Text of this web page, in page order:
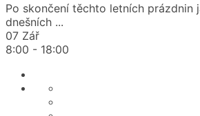
Po skončení těchto letních prázdnin
dnešních ...
07 Zář
8:00 - 18:00